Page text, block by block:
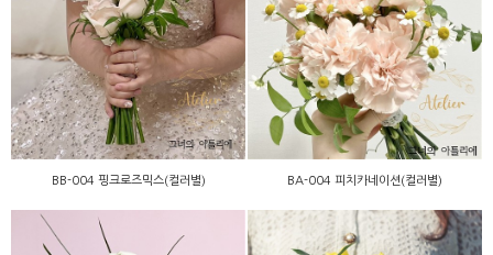
BB-004 핑크로즈믹스(컬러
별)
BB-004 핑크로즈믹스(컬러별)
BA-004 피치카네이션(컬러
별)
BA-004 피치카네이션(컬러별)